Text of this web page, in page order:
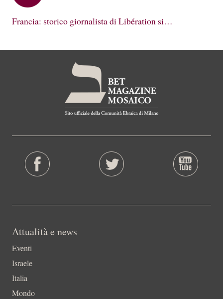
Francia: storico giornalista di Libération si…
Attualità e news
Eventi
Israele
Italia
Mondo